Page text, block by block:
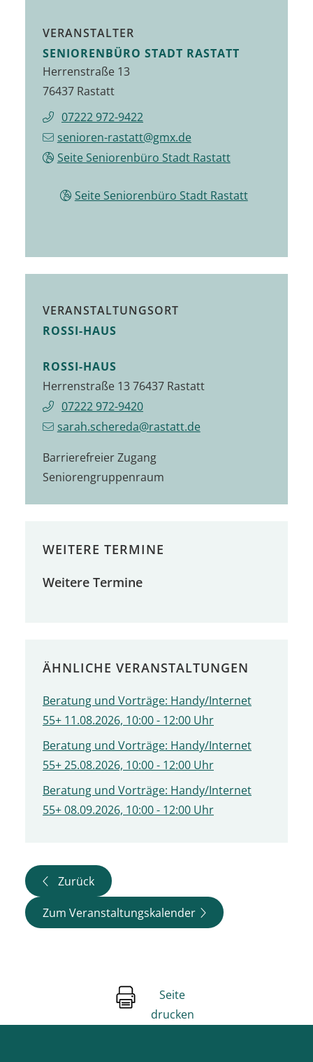
VERANSTALTER
SENIORENBÜRO STADT RASTATT
Herrenstraße 13
76437 Rastatt
07222 972-9422
senioren-rastatt@gmx.de
Seite Seniorenbüro Stadt Rastatt
Seite Seniorenbüro Stadt Rastatt
VERANSTALTUNGSORT
ROSSI-HAUS
ROSSI-HAUS
Herrenstraße 13 76437 Rastatt
07222 972-9420
sarah.schereda@rastatt.de
Barrierefreier Zugang
Seniorengruppenraum
WEITERE TERMINE
Weitere Termine
ÄHNLICHE VERANSTALTUNGEN
Beratung und Vorträge: Handy/Internet
55+ 11.08.2026, 10:00 - 12:00 Uhr
Beratung und Vorträge: Handy/Internet
55+ 25.08.2026, 10:00 - 12:00 Uhr
Beratung und Vorträge: Handy/Internet
55+ 08.09.2026, 10:00 - 12:00 Uhr
Zurück
Zum Veranstaltungskalender
Seite
drucken